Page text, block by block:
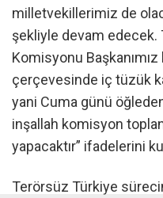
milletvekillerimiz de
şekliyle devam
Komisyonu
çerçevesinde iç tüzük
yani Cuma günü
inşallah komisyon
yapacaktır” ifadelerini
Terörsüz Türkiye